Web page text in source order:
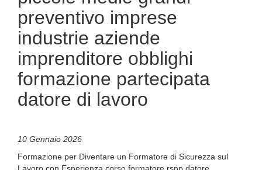
preventivo imprese
industrie aziende
imprenditore obblighi
formazione partecipata
datore di lavoro
10 Gennaio 2026
Formazione per Diventare un Formatore di Sicurezza sul